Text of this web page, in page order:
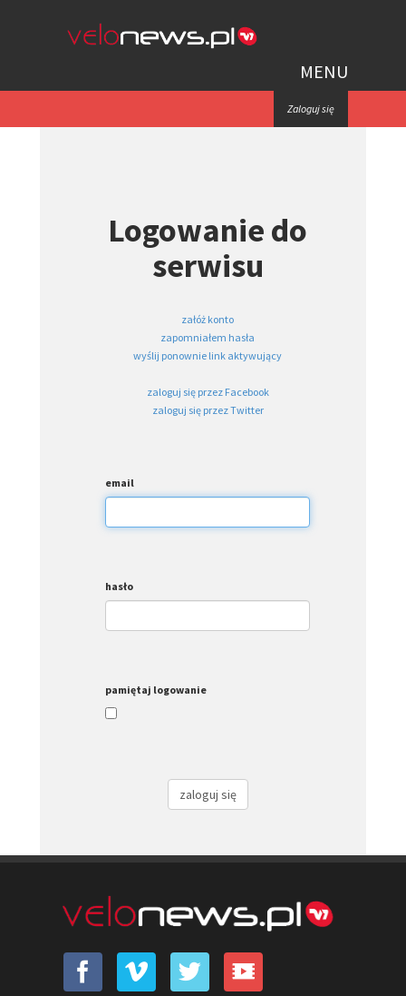
MENU
Zaloguj się
Logowanie do
serwisu
załóż konto
zapomniałem hasła
wyślij ponownie link aktywujący
zaloguj się przez Facebook
zaloguj się przez Twitter
email
hasło
pamiętaj logowanie